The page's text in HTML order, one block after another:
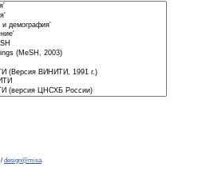
/ design@misa.